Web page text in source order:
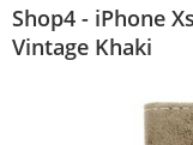
Shop4 - iPhone
Vintage Khaki